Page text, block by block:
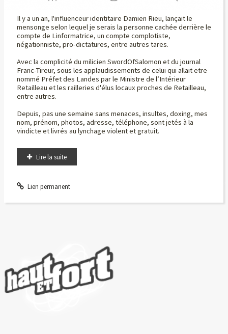
Il y a un an, l'influenceur identitaire Damien Rieu, lançait le
mensonge selon lequel je serais la personne cachée derrière le
compte de Linformatrice, un compte complotiste,
négationniste, pro-dictatures, entre autres tares.
Avec la complicité du milicien SwordOfSalomon et du journal
Franc-Tireur, sous les applaudissements de celui qui allait etre
nommé Préfet des Landes par le Ministre de l’Intérieur
Retailleau et les railleries d'élus locaux proches de Retailleau,
entre autres.
Depuis, pas une semaine sans menaces, insultes, doxing, mes
nom, prénom, photos, adresse, téléphone, sont jetés à la
vindicte et livrés au lynchage violent et gratuit.
Lire la suite
Lien permanent